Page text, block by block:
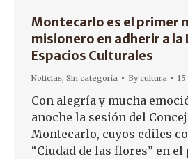
Montecarlo es el primer
misionero en adherir a la
Espacios Culturales
Noticias, Sin categoría Bycultura
Con alegría y mucha
anoche la sesión del
Montecarlo, cuyos ediles
“Ciudad de las flores” en